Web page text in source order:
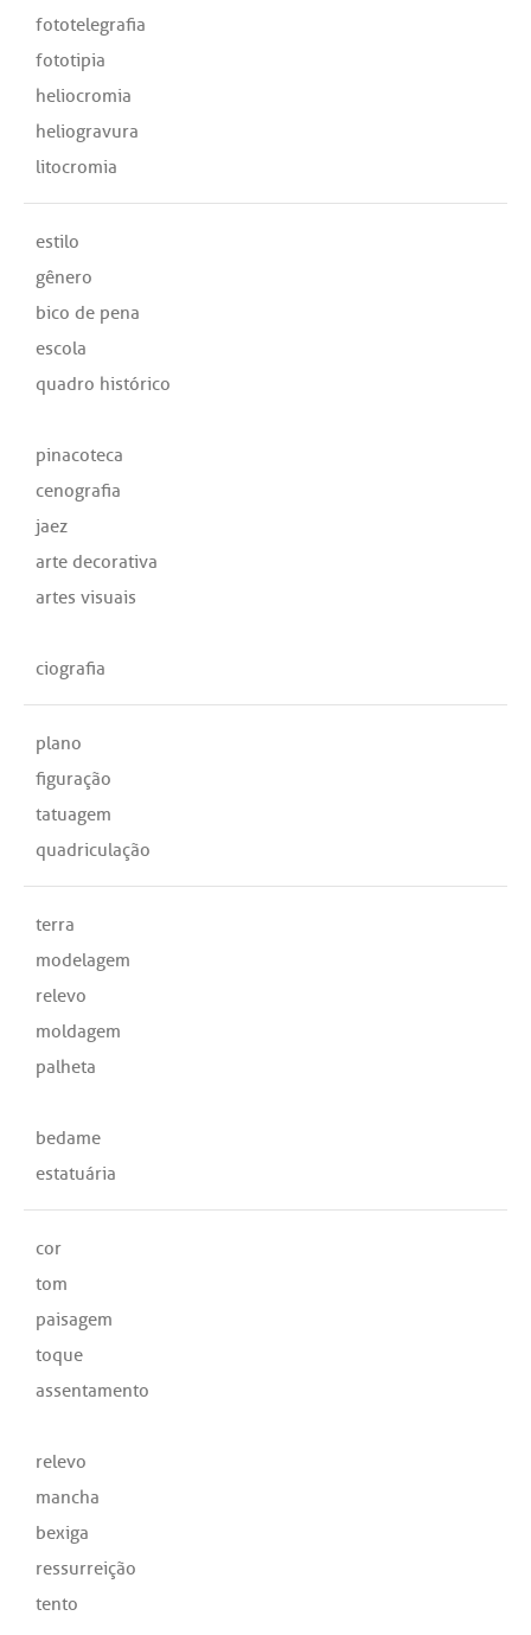
fototelegrafia
fototipia
heliocromia
heliogravura
litocromia
estilo
gênero
bico de pena
escola
quadro histórico
pinacoteca
cenografia
jaez
arte decorativa
artes visuais
ciografia
plano
figuração
tatuagem
quadriculação
terra
modelagem
relevo
moldagem
palheta
bedame
estatuária
cor
tom
paisagem
toque
assentamento
relevo
mancha
bexiga
ressurreição
tento